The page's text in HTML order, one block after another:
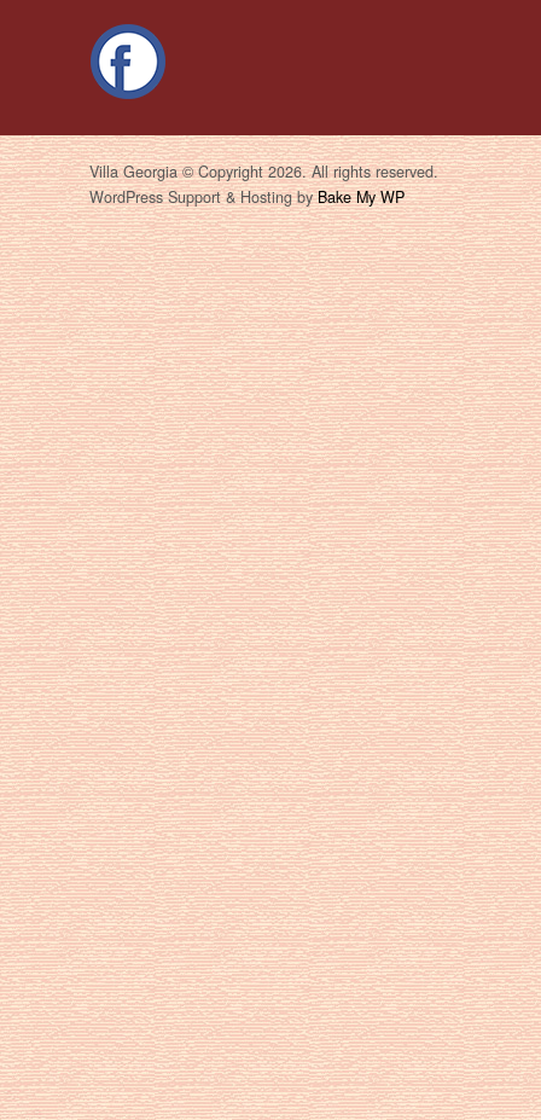
Villa Georgia © Copyright 2026. All rights reserved.
WordPress Support & Hosting byBake My WP